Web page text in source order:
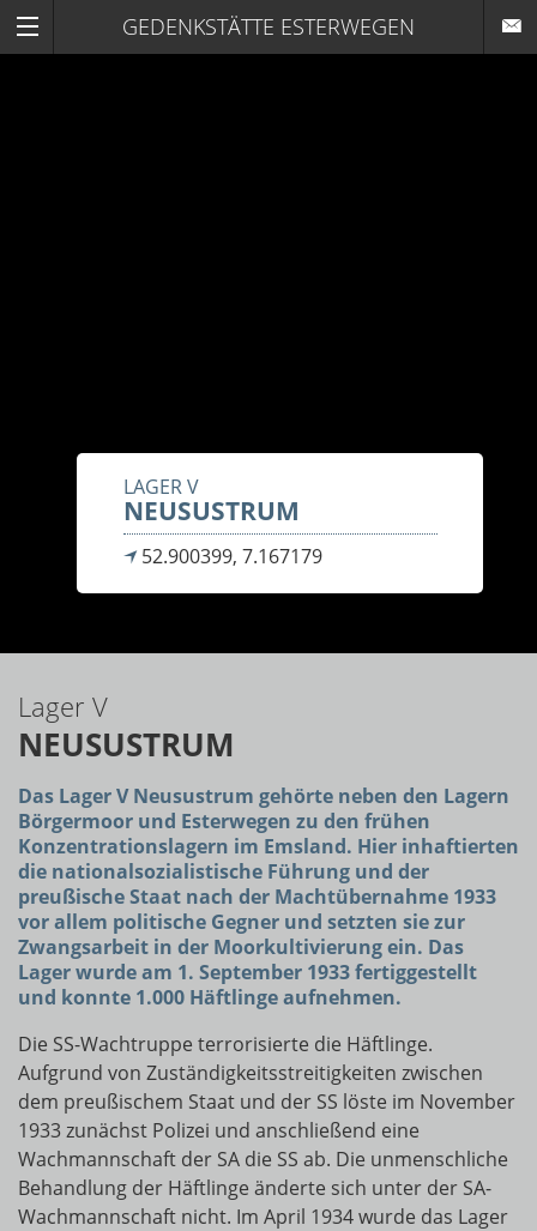
GEDENKSTÄTTE ESTERWEGEN
LAGER V
NEUSUSTRUM
52.900399, 7.167179
Lager V
NEUSUSTRUM
Das Lager V Neusustrum gehörte neben den Lagern
Börgermoor und Esterwegen zu den frühen
Konzentrationslagern im Emsland. Hier inhaftierten
die nationalsozialistische Führung und der
preußische Staat nach der Machtübernahme 1933
vor allem politische Gegner und setzten sie zur
Zwangsarbeit in der Moorkultivierung ein. Das
Lager wurde am 1. September 1933 fertiggestellt
und konnte 1.000 Häftlinge aufnehmen.
Die SS-Wachtruppe terrorisierte die Häftlinge.
Aufgrund von Zuständigkeitsstreitigkeiten zwischen
dem preußischem Staat und der SS löste im November
1933 zunächst Polizei und anschließend eine
Wachmannschaft der SA die SS ab. Die unmenschliche
Behandlung der Häftlinge änderte sich unter der SA-
Wachmannschaft nicht. Im April 1934 wurde das Lager